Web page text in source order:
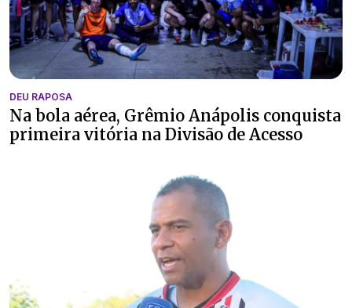
DEU RAPOSA
Na bola aérea, Grêmio Anápolis conquista
primeira vitória na Divisão de Acesso